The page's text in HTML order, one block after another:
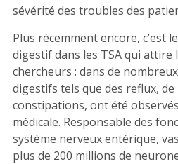
sévérité des troubles des
Plus récemment encore, c’est
digestif dans les TSA qui attire
chercheurs : dans de
digestifs tels que des reflux, de
constipations, ont été
médicale. Responsable des
système nerveux entérique,
plus de 200 millions de